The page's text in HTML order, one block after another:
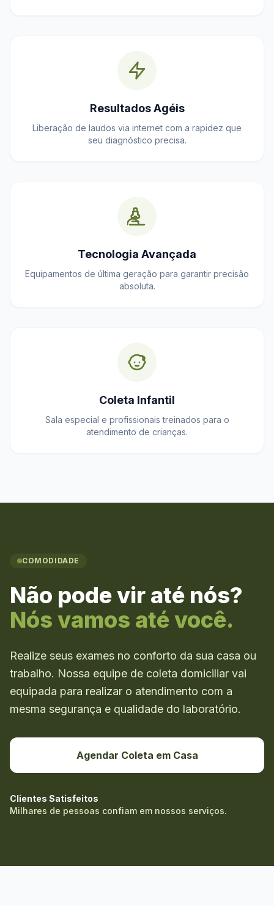
Resultados Agéis
Liberação de laudos via internet com a rapidez que
seu diagnóstico precisa.
Tecnologia Avançada
Equipamentos de última geração para garantir precisão
absoluta.
Coleta Infantil
Sala especial e profissionais treinados para o
atendimento de crianças.
COMODIDADE
Não pode vir até nós?
Nós vamos até você.
Realize seus exames no conforto da sua casa ou
trabalho. Nossa equipe de coleta domiciliar vai
equipada para realizar o atendimento com a
mesma segurança e qualidade do laboratório.
Agendar Coleta em Casa
Clientes Satisfeitos
Milhares de pessoas confiam em nossos serviços.